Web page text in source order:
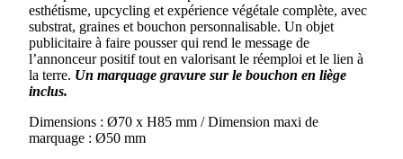
esthétisme, upcycling et expérience végétale complète, avec
substrat, graines et bouchon personnalisable. Un objet
publicitaire à faire pousser qui rend le message de
l’annonceur positif tout en valorisant le réemploi et le lien à
la terre. Un marquage gravure sur le bouchon en liège
inclus.
Dimensions : Ø70 x H85 mm / Dimension maxi de
marquage : Ø50 mm